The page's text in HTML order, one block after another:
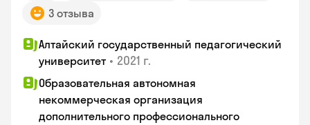
3 отзыва
Алтайский государственный педагогический
университет • 2021 г.
Образовательная автономная
некоммерческая организация
дополнительного профессионального